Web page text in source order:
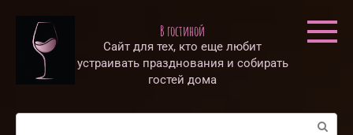
контенту
В гостиной
Сайт для тех, кто еще любит
устраивать празднования и собирать
гостей дома
Поиск: